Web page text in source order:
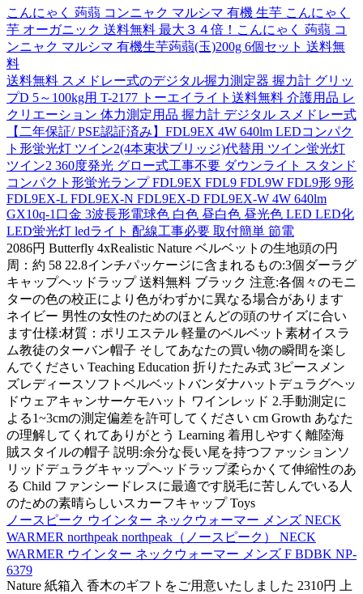
こんにゃく 蒟蒻 コンニャク マルシマ 有機 生芋 こんにゃく
芋 オーガニック 送料無料 最大３４倍！こんにゃく 蒟蒻 コ
ンニャク マルシマ 有機生芋蒟蒻(玉)200g 6個セット 送料無
料
送料無料 スメドレー式のデジタル握力測定器 握力計 グリッ
プD 5～100kg用 T-2177 トーエイライト送料無料 介護用品 レ
クリエーション 体力測定用品 握力計 デジタル スメドレー式
【二年保証/ PSE認証済み】FDL9EX 4W 640lm LEDコンパク
ト形蛍光灯 ツイン2(4本束状ブリッジ)代替用 ツイン蛍光灯
ツイン2 360度発光 グロー式工事不要 ダウンライト スタンド
コンパクト形蛍光ランプ FDL9EX FDL9 FDL9W FDL9形 9形
FDL9EX-L FDL9EX-N FDL9EX-D FDL9EX-W 4W 640lm
GX10q-1口金 3波長形電球色 白色 昼白色 昼光色 LED LED化
LED蛍光灯 ledライト 配線工事必要 取付簡単 節電
2086円 Butterfly 4xRealistic Nature ベルベットの生地頭の円
周：約 58 22.8インチパッケージに含まれるもの:3個ダーラグ
キャップヘッドラップ 送料無料 ブラック 注意:各個々のモニ
ターの色の校正により色がわずかに異なる場合があります
ネイビー 男性の女性のためのほとんどの頭のサイズに合い
ます仕様:材質：ポリエステル 軽量のベルベット素材イスラ
ム教徒のターバン帽子 そしてあなたの買い物の瞬間を楽し
んでください Teaching Education 折りたたみ式 3ピースメン
ズレディースソフトベルベットバンダナハットデュラグヘッ
ドウェアキャンサーケモハット ワインレッド 2.手動測定に
よる1~3cmの測定偏差を許可してください cm Growth あなた
の理解してくれてありがとう Learning 着用しやすく離陸海
賊スタイルの帽子 説明:余分な長い尾を持つファッションソ
リッドデュラグキャップヘッドラップ柔らかくて伸縮性のあ
る Child ファンシードレスに最適です脱毛に苦しんでいる人
のための素晴らしいスカーフキャップ Toys
ノースピーク ウインター ネックウォーマー メンズ NECK
WARMER northpeak northpeak（ノースピーク） NECK
WARMER ウインター ネックウォーマー メンズ F BDBK NP-
6379
Nature 紙箱入 香木のギフトをご用意いたしました 2310円 上